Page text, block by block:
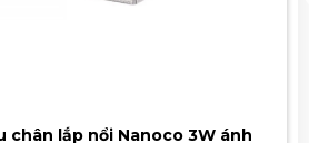
chân lắp nổi Nanoco 3W ánh